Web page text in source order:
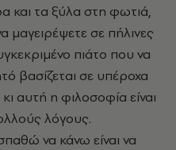
και τα ξύλα στη φωτιά,
μαγειρέψετε σε πήλινες
πιάτο που να
βασίζεται σε υπέροχα
αυτή η φιλοσοφία είναι
λόγους.
να κάνω είναι να